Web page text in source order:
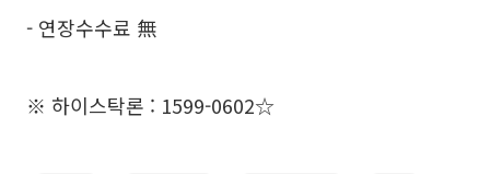
- 연장수수료 無
※ 하이스탁론 : 1599-0602☆